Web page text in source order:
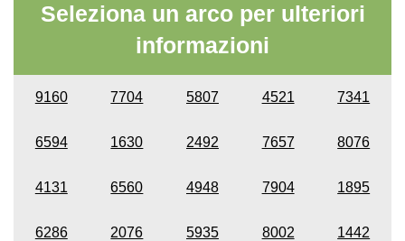
Seleziona un arco per ulteriori
informazioni
9160 7704 5807 4521 7341
6594 1630 2492 7657 8076
4131 6560 4948 7904 1895
6286 2076 5935 8002 1442